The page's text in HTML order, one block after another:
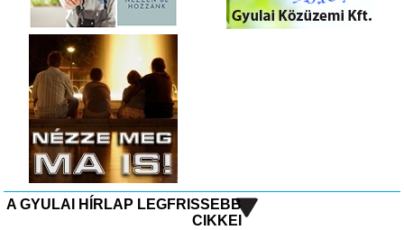
A GYULAI HÍRLAP LEGFRISSEBB
CIKKEI